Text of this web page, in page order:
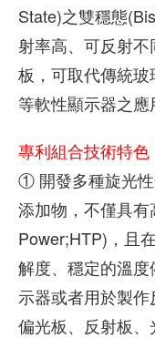
State)之雙穩態
射率高、可反射
板，可取代傳統
等軟性顯示器之應
專利組合技術特色
① 開發多種旋光
添加物，不僅具
Power;HTP)，且
解度、穩定的溫
示器或者用於製
偏光板、反射板